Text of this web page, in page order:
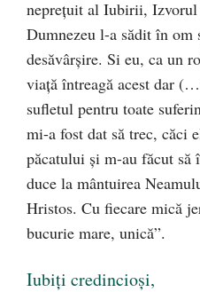
nepreţuit al Iubirii,
Dumnezeu l-a sădit în om
desăvârşire. Si eu, ca un
viaţă întreagă acest dar
sufletul pentru toate
mi-a fost dat să trec, căci
păcatului şi m-au făcut să
duce la mântuirea
Hristos. Cu fiecare mică
bucurie mare, unică”.
Iubiți credincioși,